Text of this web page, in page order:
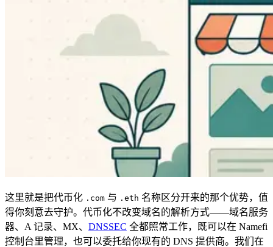
这里就是把代币化 .com 与 .eth 名称区分开来的那个优势，值
得你刻意去守护。代币化不改变域名的解析方式——域名服务
器、A 记录、MX、 DNSSEC 全都照常工作，既可以在 Namefi
控制台里管理，也可以委托给你现有的 DNS 提供商。我们在